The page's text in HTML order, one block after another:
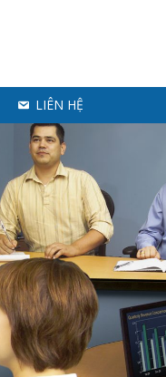
LIÊN HỆ